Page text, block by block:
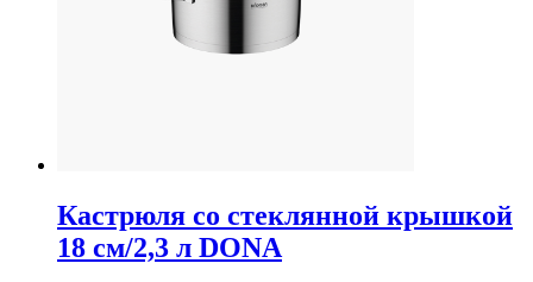
Кастрюля со стеклянной крышкой
18 см/2,3 л DONA